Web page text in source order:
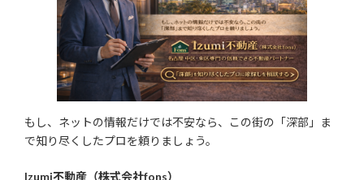
もし、ネットの情報だけでは不安なら、この街の「深部」ま
で知り尽くしたプロを頼りましょう。
Izumi不動産（株式会社fons）